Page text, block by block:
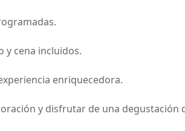
y cena incluidos.
enriquecedora.
y disfrutar de una degustación